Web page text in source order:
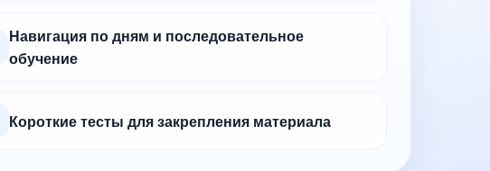
Навигация по дням и последовательное
обучение
Короткие тесты для закрепления материала